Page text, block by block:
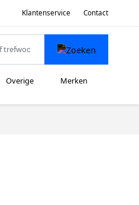
Klantenservice Contact
Overige Merken